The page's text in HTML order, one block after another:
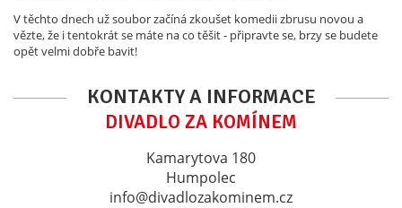
V těchto dnech už soubor začíná zkoušet komedii zbrusu novou a
vězte, že i tentokrát se máte na co těšit - připravte se, brzy se budete
opět velmi dobře bavit!
KONTAKTY A INFORMACE
DIVADLO ZA KOMÍNEM
Kamarytova 180
Humpolec
info@divadlozakominem.cz